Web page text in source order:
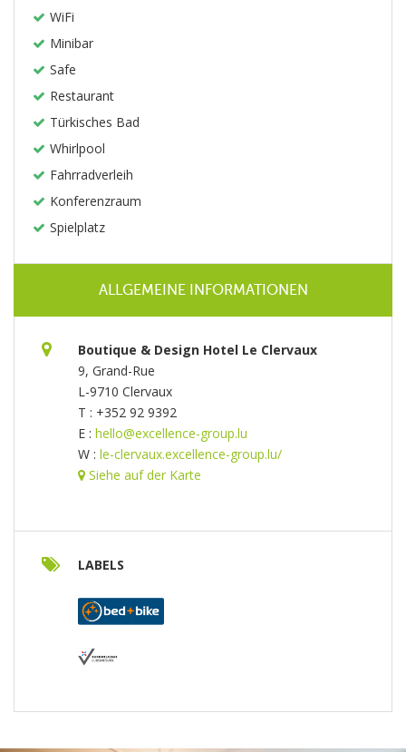
WiFi
Minibar
Safe
Restaurant
Türkisches Bad
Whirlpool
Fahrradverleih
Konferenzraum
Spielplatz
ALLGEMEINE INFORMATIONEN
Boutique & Design Hotel Le Clervaux
9, Grand-Rue
L-9710 Clervaux
T : +352 92 9392
E : hello@excellence-group.lu
W : le-clervaux.excellence-group.lu/
Siehe auf der Karte
LABELS